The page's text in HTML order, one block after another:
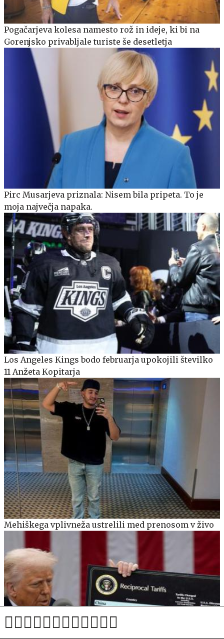
Pogačarjeva kolesa namesto rož in ideje, ki bi na
Gorenjsko privabljale turiste še desetletja
Pirc Musarjeva priznala: Nisem bila pripeta. To je
moja največja napaka.
Los Angeles Kings bodo februarja upokojili številko
11 Anžeta Kopitarja
Mehiškega vplivneža ustrelili med prenosom v živo